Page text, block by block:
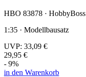
HBO 83878 · HobbyBoss
1:35 · Modellbausatz
UVP: 33,09 €
29,95 €
- 9%
in den Warenkorb